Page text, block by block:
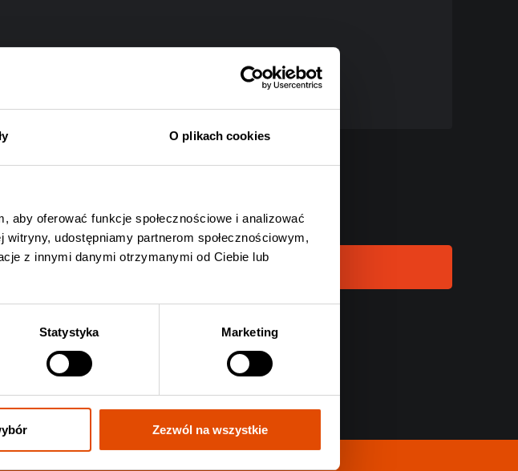
O plikach cookies
oferować funkcje społecznościowe i analizować
udostępniamy partnerom społecznościowym,
z innymi danymi otrzymanymi od Ciebie lub
Statystyka Marketing
Zezwól na wszystkie